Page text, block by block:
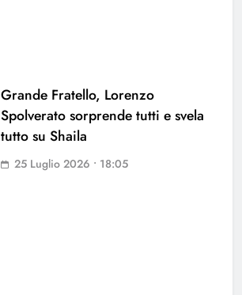
Grande Fratello, Lorenzo
Spolverato sorprende tutti e svela
tutto su Shaila
25 Luglio 2026 • 18:05